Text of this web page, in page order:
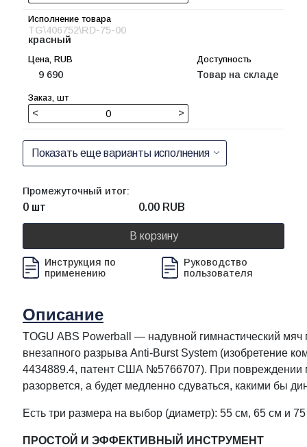
TG\406752\RD-75-00
красный
9 690 Товар на складе
< >
Показать еще варианты исполнения
Инструкция по
применению
Руководство
пользователя
Промежуточный итог:
0 шт 0.00 RUB
В корзину
Описание
TOGU ABS Powerball — надувной гимнастический
внезапного разрыва Anti-Burst System (изобретение
4434889.4, патент США №5766707). При повреждении
разорвется, а будет медленно сдуваться, какими бы
Есть три размера на выбор (диаметр): 55 см, 65 см и
ПРОСТОЙ И ЭФФЕКТИВНЫЙ ИНСТРУМЕНТ